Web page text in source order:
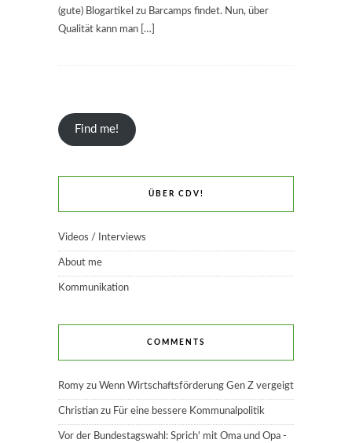
(gute) Blogartikel zu Barcamps findet. Nun, über
Qualität kann man […]
Find me!
ÜBER CDV!
Videos / Interviews
About me
Kommunikation
COMMENTS
Romy zu Wenn Wirtschaftsförderung Gen Z vergeigt
Christian zu Für eine bessere Kommunalpolitik
Vor der Bundestagswahl: Sprich' mit Oma und Opa -